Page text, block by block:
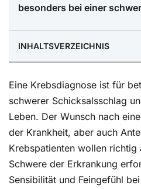
besonders bei einer
INHALTSVERZEICHNIS
die passenden
Bei der Genesungskarte:
sondern teilen Sie Ihre
Genesungswünsche bei
richtigen Worte der
Dos und Dont’s in
Eine Krebsdiagnose ist für
schwerer Schicksalsschlag
Leben. Der Wunsch nach
der Krankheit, aber auch
Krebspatienten wollen richtig
Schwere der Erkrankung
Sensibilität und Feingefühl